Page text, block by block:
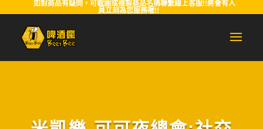
如對商品有疑問，可截圖或複製商品名稱聯繫線上客服!!將會有人
員立刻為您服務喔!!